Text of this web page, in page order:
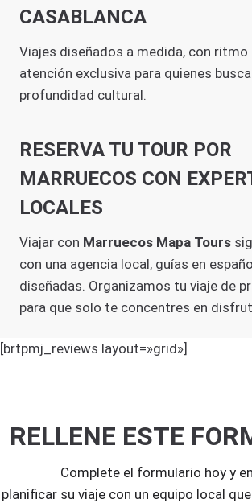
CASABLANCA
Viajes diseñados a medida, con ritmo
atención exclusiva para quienes
profundidad cultural.
RESERVA TU TOUR POR
MARRUECOS CON
LOCALES
Viajar con Marruecos Mapa Tours
con una agencia local, guías en
diseñadas. Organizamos tu viaje de
para que solo te concentres en
[brtpmj_reviews layout=»grid»]
RELLENE ESTE
Complete el formulario hoy y
planificar su viaje con un equipo local